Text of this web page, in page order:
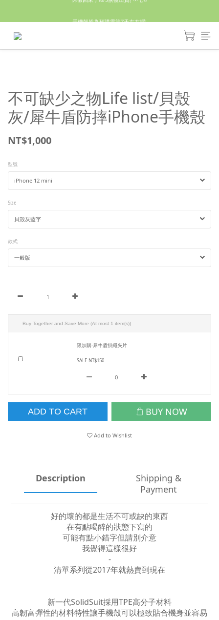
不可缺少之物Life list/貝殼
灰/犀牛盾防摔iPhone手機殼
NT$1,000
型號
Size
款式
Buy Together and Save More (At most 1 item(s))
限加購-犀牛盾掛繩夾片
SALE NT$150
ADD TO CART BUY NOW
Add to Wishlist
Description
Shipping &
Payment
好的壞的都是生活不可或缺的東西
在有點喝醉的狀態下寫的
可能有點小錯字但請別介意
我覺得這樣很好
-
清單系列從2017年就熱賣到現在
新一代SolidSuit採用TPE高分子材料
高韌富彈性的材料特性讓手機殼可以極致貼合機身並容易